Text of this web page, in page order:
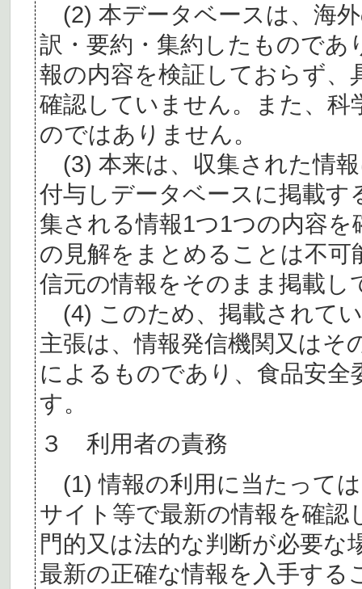
(2) 本データベースは、海
訳・要約・集約したものであ
報の内容を検証しておらず、
確認していません。また、
のではありません。
(3) 本来は、収集された情
付与しデータベースに掲載
集される情報1つ1つの内容
の見解をまとめることは不
信元の情報をそのまま掲載し
(4) このため、掲載されて
主張は、情報発信機関又はそ
によるものであり、食品安
す。
３ 利用者の責務
(1) 情報の利用に当たって
サイト等で最新の情報を確認
門的又は法的な判断が必要
最新の正確な情報を入手する